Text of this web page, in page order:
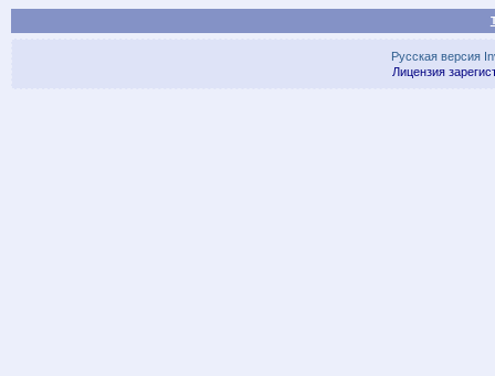
Русская версия
Лицензия